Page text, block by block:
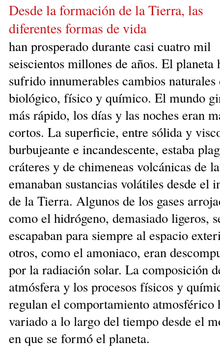
Desde la formación de la Tierra, las
diferentes formas de vida
han prosperado durante casi cuatro mil
seiscientos millones de años. El planeta
sufrido innumerables cam­bios naturales
biológico, físico y químico. El mundo
más rápido, los días y las noches eran
cortos. La superficie, entre sólida y
burbujeante e incandescente, estaba
cráteres y de chimeneas volcánicas de
emanaban sustancias volátiles desde el
de la Tierra. Algunos de los gases
como el hidrógeno, demasiado ligeros,
escapaban para siempre al espacio
otros, como el amoniaco, eran
por la radiación solar. La composición
atmósfera y los procesos físicos y
regulan el comportamiento atmosférico
variado a lo largo del tiempo desde el
en que se formó el planeta.